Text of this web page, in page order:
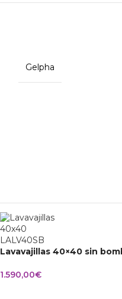
Gelpha
Lavavajillas 40×40 sin
1.590,00€